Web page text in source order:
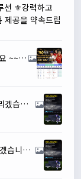
⭕️⭕️토지노 본사 사장님들 꿀팁가져가세요 ~~!빅윈소프트 입니다⭕️⭕️
✨오류없이 최적화된 솔루션을 제공해 드리겠습니다! ✨모두솔루션✨
◁◆▷세계 최대의 플랫폼을 제공해 드리겠습니다◁◆▷ 모두 솔루션◁◆▷